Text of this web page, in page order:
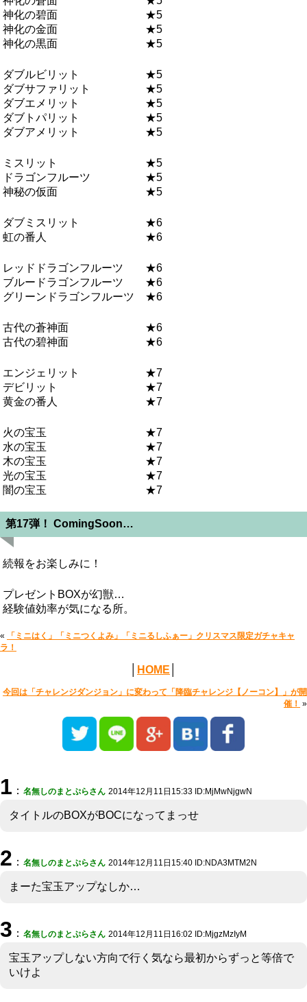
神化の碧面 ★5
神化の金面 ★5
神化の黒面 ★5
ダブルビリット ★5
ダブサファリット ★5
ダブエメリット ★5
ダブトパリット ★5
ダブアメリット ★5
ミスリット ★5
ドラゴンフルーツ ★5
神秘の仮面 ★5
ダブミスリット ★6
虹の番人 ★6
レッドドラゴンフルーツ ★6
ブルードラゴンフルーツ ★6
グリーンドラゴンフルーツ ★6
古代の蒼神面 ★6
古代の碧神面 ★6
エンジェリット ★7
デビリット ★7
黄金の番人 ★7
火の宝玉 ★7
水の宝玉 ★7
木の宝玉 ★7
光の宝玉 ★7
闇の宝玉 ★7
第17弾！ ComingSoon…
続報をお楽しみに！
プレゼントBOXが幻獣…
経験値効率が気になる所。
«
「ミニはく」「ミニつくよみ」「ミニるしふぁー」クリスマス限定ガチャキャ
ラ！
HOME
今回は「チャレンジダンジョン」に変わって「降臨チャレンジ【ノーコン】」が開
催！ »
1 ： 名無しのまとぷらさん 2014年12月11日15:33 ID:MjMwNjgwN
タイトルのBOXがBOCになってまっせ
2 ： 名無しのまとぷらさん 2014年12月11日15:40 ID:NDA3MTM2N
まーた宝玉アップなしか…
3 ： 名無しのまとぷらさん 2014年12月11日16:02 ID:MjgzMzIyM
宝玉アップしない方向で行く気なら最初からずっと等倍で
いけよ